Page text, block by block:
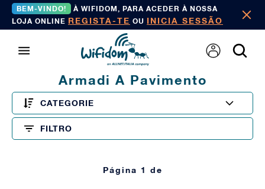
BEM-VINDO!
À WIFIDOM, PARA ACEDER À NOSSA
LOJA ONLINE REGISTA-TE OU INICIA SESSÃO
Armadi A Pavimento
CATEGORIE
FILTRO
Página 1 de